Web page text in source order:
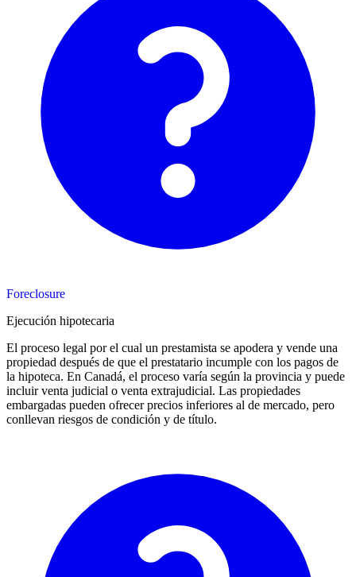
Foreclosure
Ejecución hipotecaria
El proceso legal por el cual un prestamista se apodera y vende una
propiedad después de que el prestatario incumple con los pagos de
la hipoteca. En Canadá, el proceso varía según la provincia y puede
incluir venta judicial o venta extrajudicial. Las propiedades
embargadas pueden ofrecer precios inferiores al de mercado, pero
conllevan riesgos de condición y de título.